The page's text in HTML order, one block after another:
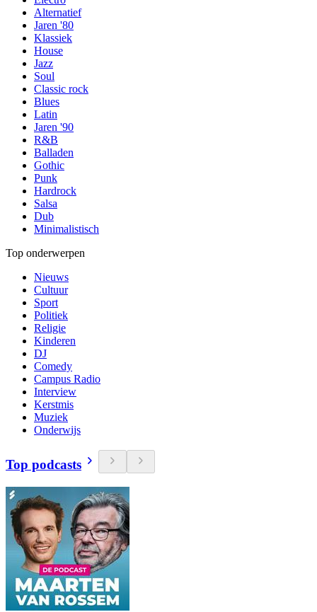
Alternatief
Jaren '80
Klassiek
House
Jazz
Soul
Classic rock
Blues
Latin
Jaren '90
R&B
Balladen
Gothic
Punk
Hardrock
Salsa
Dub
Minimalistisch
Top onderwerpen
Nieuws
Cultuur
Sport
Politiek
Religie
Kinderen
DJ
Comedy
Campus Radio
Interview
Kerstmis
Muziek
Onderwijs
Top podcasts